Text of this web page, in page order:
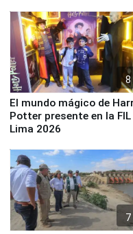
la UGEL 2
8
El mundo mágico de
Potter presente en la FIL
Lima 2026
7